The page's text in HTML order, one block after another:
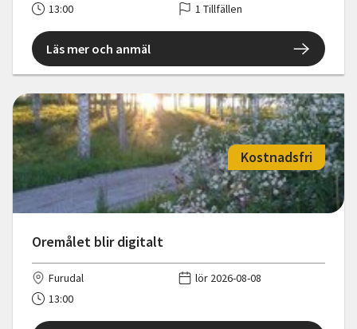
13:00
1 Tillfällen
Läs mer och anmäl
Oremålet blir digitalt
Kostnadsfri
Furudal
lör 2026-08-08
13:00